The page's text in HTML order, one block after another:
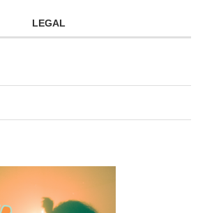
LEGAL